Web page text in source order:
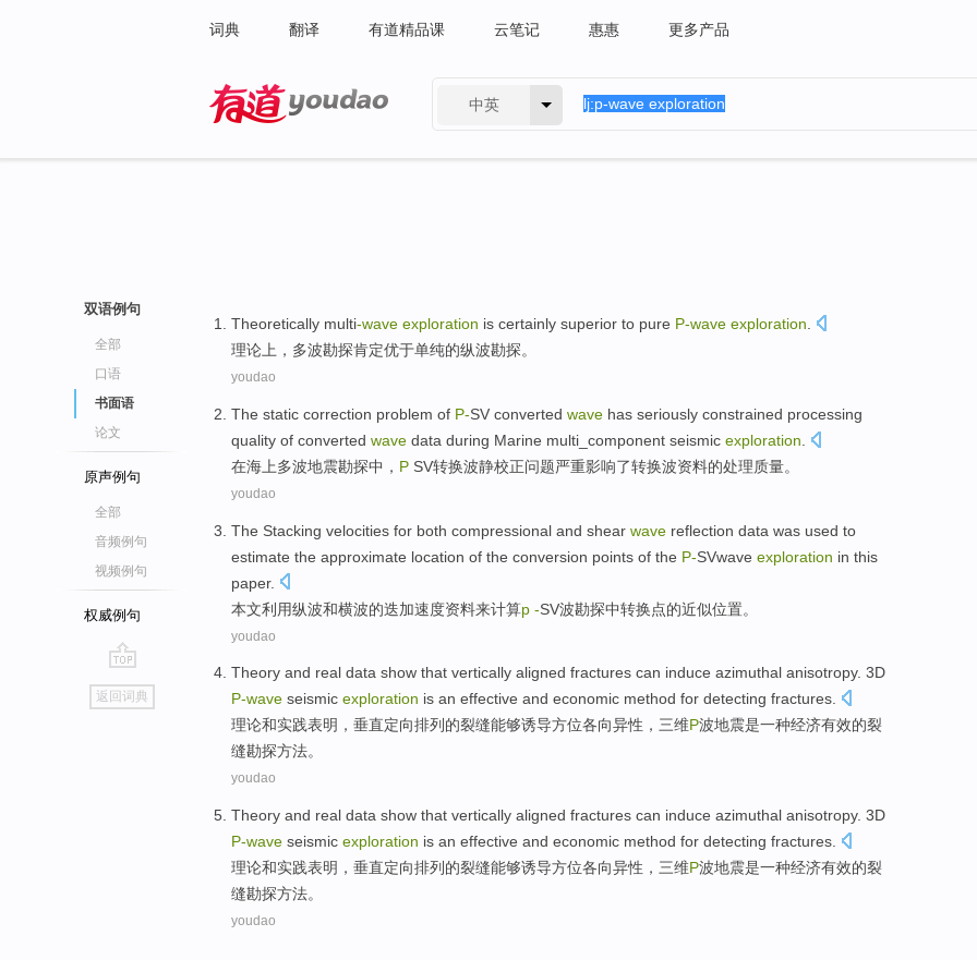
词典 翻译 有道精品课 云笔记 惠惠 更多产品
中英
双语例句
全部
口语
书面语
论文
原声例句
全部
音频例句
视频例句
权威例句
go
top
返回词典
Theoretically multi-wave exploration is certainly superior to pure P-wave exploration
理论上 ，多波勘探肯定优于单纯的纵波勘探。
youdao
The static correction problem of P-SV converted wave has seriously constrained processing
quality of converted wave data during Marine multi_component seismic exploration
在海上多波地震勘探中 ， P SV转换波静校正问题严重影响了转换波资料的处理质量。
youdao
The Stacking velocities for both compressional and shear wave reflection data was used to
estimate the approximate location of the conversion points of the P-SVwave exploration in this
paper.
本文利用纵波和横波的迭加速度资料来计算p -SV波勘探中转换点的近似位置。
youdao
Theory and real data show that vertically aligned fractures can induce azimuthal anisotropy. 3D
P-wave seismic exploration is an effective and economic method for detecting fractures.
理论和实践表明 ， 垂直定向排列 的裂缝能够诱导方位各向异性 ， 三维P波地震是一种经济有效的裂
缝勘探方法。
youdao
Theory and real data show that vertically aligned fractures can induce azimuthal anisotropy. 3D
P-wave seismic exploration is an effective and economic method for detecting fractures.
理论和实践表明 ， 垂直定向排列 的裂缝能够诱导方位各向异性 ， 三维P波地震是一种经济有效的裂
缝勘探方法。
youdao